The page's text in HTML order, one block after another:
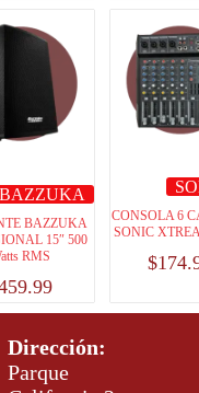
BAZZUKA
BAZZUKA
15″ 500
RMS
CONSOLA 6
SONIC
$
Dirección:
Parque